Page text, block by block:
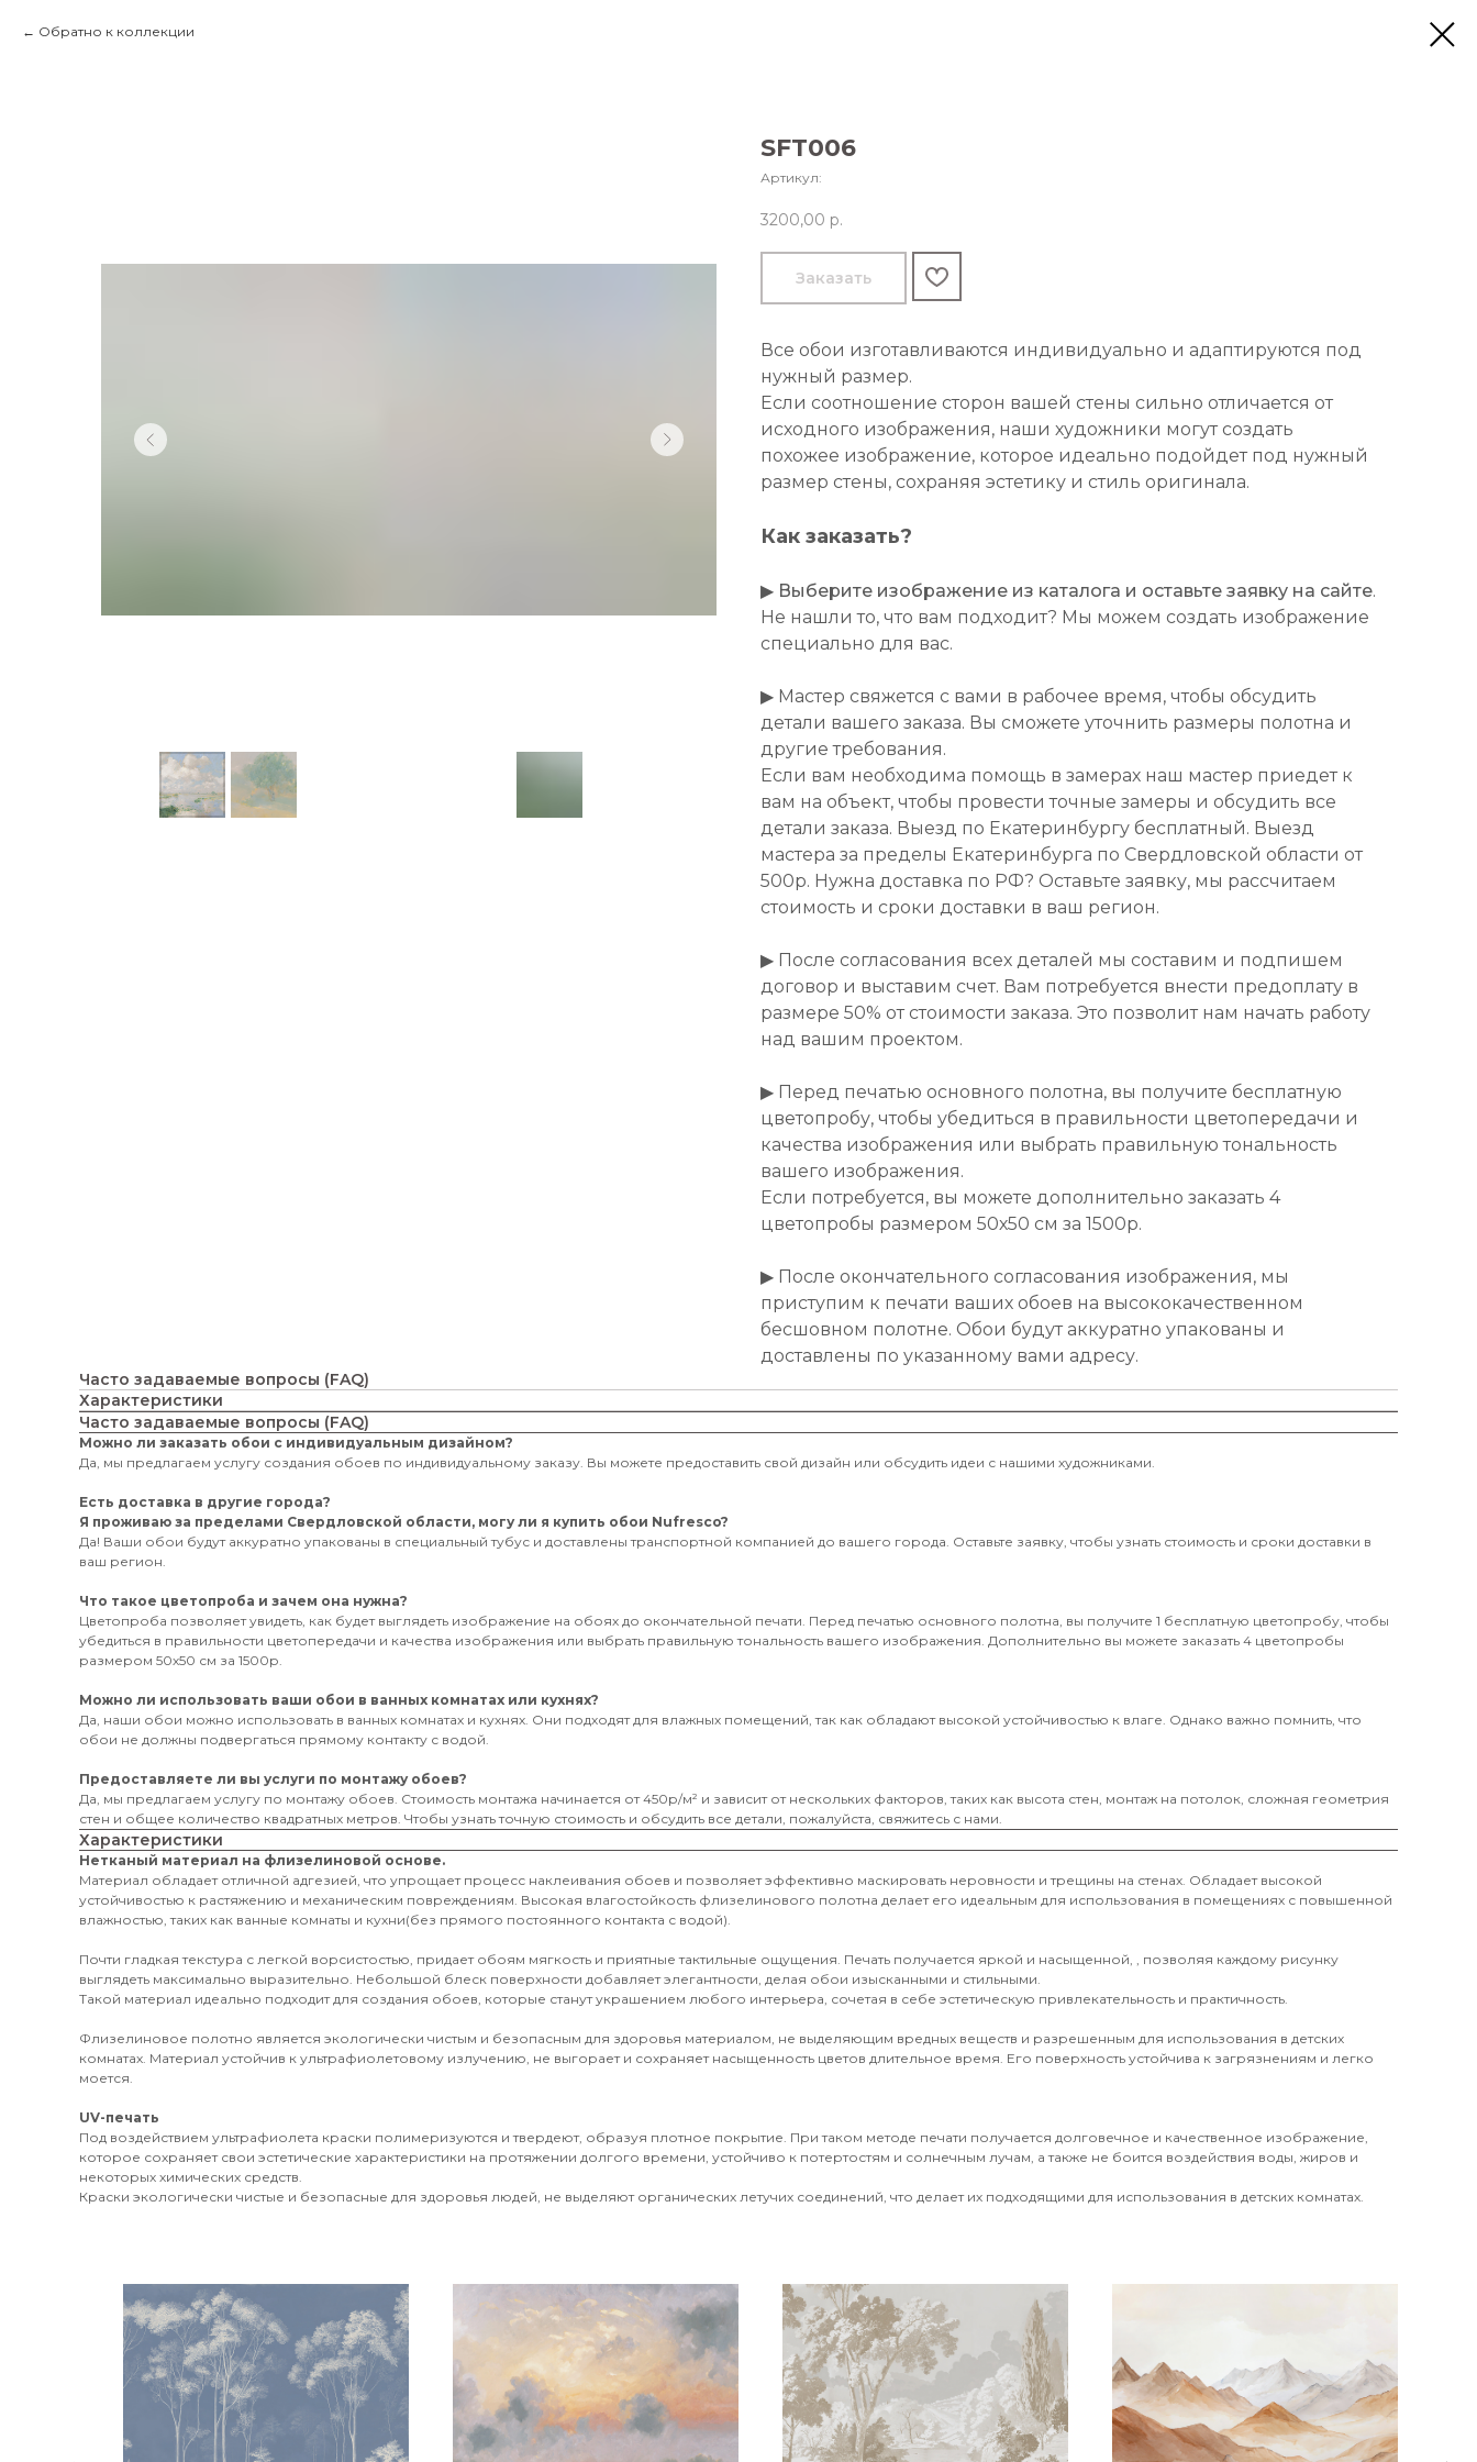
Обратно к коллекции
SFT006
Артикул:
3200,00 р.
Заказать
Все обои изготавливаются индивидуально и адаптируются под
нужный размер.
Если соотношение сторон вашей стены сильно отличается от
исходного изображения, наши художники могут создать
похожее изображение, которое идеально подойдет под нужный
размер стены, сохраняя эстетику и стиль оригинала.
Как заказать?
▶ Выберите изображение из каталога и оставьте заявку на сайте.
Не нашли то, что вам подходит? Мы можем создать изображение
специально для вас.
▶ Мастер свяжется с вами в рабочее время, чтобы обсудить
детали вашего заказа. Вы сможете уточнить размеры полотна и
другие требования.
Если вам необходима помощь в замерах наш мастер приедет к
вам на объект, чтобы провести точные замеры и обсудить все
детали заказа. Выезд по Екатеринбургу бесплатный. Выезд
мастера за пределы Екатеринбурга по Свердловской области от
500р. Нужна доставка по РФ? Оставьте заявку, мы рассчитаем
стоимость и сроки доставки в ваш регион.
▶ После согласования всех деталей мы составим и подпишем
договор и выставим счет. Вам потребуется внести предоплату в
размере 50% от стоимости заказа. Это позволит нам начать работу
над вашим проектом.
▶ Перед печатью основного полотна, вы получите бесплатную
цветопробу, чтобы убедиться в правильности цветопередачи и
качества изображения или выбрать правильную тональность
вашего изображения.
Если потребуется, вы можете дополнительно заказать 4
цветопробы размером 50х50 см за 1500р.
▶ После окончательного согласования изображения, мы
приступим к печати ваших обоев на высококачественном
бесшовном полотне. Обои будут аккуратно упакованы и
доставлены по указанному вами адресу.
Часто задаваемые вопросы (FAQ)
Характеристики
Часто задаваемые вопросы (FAQ)
Можно ли заказать обои с индивидуальным дизайном?
Да, мы предлагаем услугу создания обоев по индивидуальному заказу. Вы можете предоставить свой дизайн или обсудить идеи с нашими художниками.
Есть доставка в другие города?
Я проживаю за пределами Свердловской области, могу ли я купить обои Nufresco?
Да! Ваши обои будут аккуратно упакованы в специальный тубус и доставлены транспортной компанией до вашего города. Оставьте заявку, чтобы узнать стоимость и сроки доставки в
ваш регион.
Что такое цветопроба и зачем она нужна?
Цветопроба позволяет увидеть, как будет выглядеть изображение на обоях до окончательной печати. Перед печатью основного полотна, вы получите 1 бесплатную цветопробу, чтобы
убедиться в правильности цветопередачи и качества изображения или выбрать правильную тональность вашего изображения. Дополнительно вы можете заказать 4 цветопробы
размером 50х50 см за 1500р.
Можно ли использовать ваши обои в ванных комнатах или кухнях?
Да, наши обои можно использовать в ванных комнатах и кухнях. Они подходят для влажных помещений, так как обладают высокой устойчивостью к влаге. Однако важно помнить, что
обои не должны подвергаться прямому контакту с водой.
Предоставляете ли вы услуги по монтажу обоев?
Да, мы предлагаем услугу по монтажу обоев. Стоимость монтажа начинается от 450р/м² и зависит от нескольких факторов, таких как высота стен, монтаж на потолок, сложная геометрия
стен и общее количество квадратных метров. Чтобы узнать точную стоимость и обсудить все детали, пожалуйста, свяжитесь с нами.
Характеристики
Нетканый материал на флизелиновой основе.
Материал обладает отличной адгезией, что упрощает процесс наклеивания обоев и позволяет эффективно маскировать неровности и трещины на стенах. Обладает высокой
устойчивостью к растяжению и механическим повреждениям. Высокая влагостойкость флизелинового полотна делает его идеальным для использования в помещениях с повышенной
влажностью, таких как ванные комнаты и кухни(без прямого постоянного контакта с водой).
Почти гладкая текстура с легкой ворсистостью, придает обоям мягкость и приятные тактильные ощущения. Печать получается яркой и насыщенной, , позволяя каждому рисунку
выглядеть максимально выразительно. Небольшой блеск поверхности добавляет элегантности, делая обои изысканными и стильными.
Такой материал идеально подходит для создания обоев, которые станут украшением любого интерьера, сочетая в себе эстетическую привлекательность и практичность.
Флизелиновое полотно является экологически чистым и безопасным для здоровья материалом, не выделяющим вредных веществ и разрешенным для использования в детских
комнатах. Материал устойчив к ультрафиолетовому излучению, не выгорает и сохраняет насыщенность цветов длительное время. Его поверхность устойчива к загрязнениям и легко
моется.
UV-печать
Под воздействием ультрафиолета краски полимеризуются и твердеют, образуя плотное покрытие. При таком методе печати получается долговечное и качественное изображение,
которое сохраняет свои эстетические характеристики на протяжении долгого времени, устойчиво к потертостям и солнечным лучам, а также не боится воздействия воды, жиров и
некоторых химических средств.
Краски экологически чистые и безопасные для здоровья людей, не выделяют органических летучих соединений, что делает их подходящими для использования в детских комнатах.